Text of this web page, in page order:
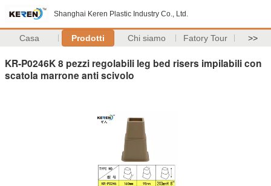
Shanghai Keren Plastic Industry Co., Ltd.
Casa Prodotti Chi siamo Fatory Tour >>
KR-P0246K 8 pezzi regolabili leg bed risers impilabili con
scatola marrone anti scivolo